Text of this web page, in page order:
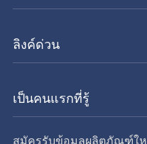
ลิงค์ด่วน
เป็นคนแรกที่รู้
สมัครรับข้อมูลผลิตภัณฑ์ให